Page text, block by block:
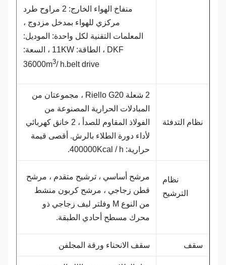
منفاخ الهواء الخارج: 2 مراوح طرد
مركزي للهواء بمدخل مزدوج ،
المعلمات التقنية لكل واحدة: الموديل:
DKF ، الطاقة: 11KW ، السعة:
36000m3/ h.belt drive
نظام التدفئة
2 شعلة Riello G20 ، مجموعتان من
المبادلات الحرارية المصنوعة من
الفولاذ المقاوم للصدأ ، 2 خانق كهربائي
لأداء دورة الطلاء بالرش. أقصى قيمة
حرارية: 400000Kcal / h.
الترشيح
مرشح أساسي ، ترشيح متقدم ، مرشح
قطن زجاجي ، مرشح كربون منشط
من النوع M وفلتر ليف زجاجي ذو
محرك مسطح أحادي الطبقة.
سقف سقف الانحناء ورقة المجلفن